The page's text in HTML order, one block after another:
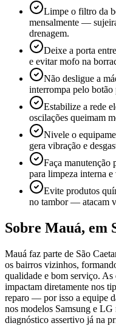
Limpe o filtro da
mensalmente —
drenagem.
Deixe a porta
e evitar mofo na
Não desligue a
interrompa pelo botão
Estabilize a rede
oscilações queimam
Nivele o
gera vibração e
Faça manutenção
para limpeza interna
Evite produtos
no tambor — atacam
Sobre Mauá, em
Mauá faz parte de São
os bairros vizinhos,
qualidade e bom serviço.
impactam diretamente nos
reparo — por isso a equipe
nos modelos Samsung e
diagnóstico assertivo já na